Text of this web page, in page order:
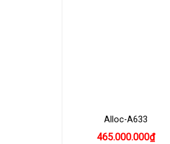
Alloc-A633
465.000.000₫